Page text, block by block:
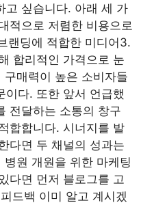
고 싶습니다. 아래 세 가
적으로 저렴한 비용으로
랜딩에 적합한 미디어3.
합리적인 가격으로 눈
매력이 높은 소비자들
이다. 또한 앞서 언급했
전달하는 소통의 창구
합합니다. 시너지를 발
다면 두 채널의 성과는
원 개원을 위한 마케팅
다면 먼저 블로그를 고
드백 이미 알고 계시겠